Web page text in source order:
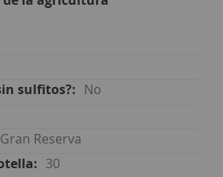
No
Gran Reserva
30